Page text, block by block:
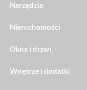
Narzędzia
Nieruchomości
Okna i drzwi
Wnętrze i dodatki